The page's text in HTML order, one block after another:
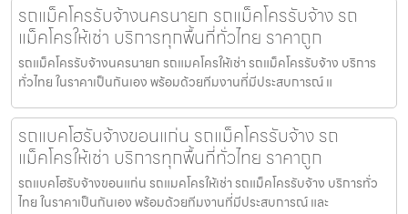
รถแม็คโครรับจ้างนครนายก รถแม็คโครรับจ้าง รถ
แม็คโครให้เช่า บริการทุกพื้นที่ทั่วไทย ราคาถูก
รถแม็คโครรับจ้างนครนายก รถแมคโครให้เช่า รถแม็คโครรับจ้าง บริการ
ทั่วไทย ในราคาเป็นกันเอง พร้อมด้วยทีมงานที่มีประสบการณ์ แ
รถแบคโฮรับจ้างขอนแก่น รถแม็คโครรับจ้าง รถ
แม็คโครให้เช่า บริการทุกพื้นที่ทั่วไทย ราคาถูก
รถแบคโฮรับจ้างขอนแก่น รถแมคโครให้เช่า รถแม็คโครรับจ้าง บริการทั่ว
ไทย ในราคาเป็นกันเอง พร้อมด้วยทีมงานที่มีประสบการณ์ และ